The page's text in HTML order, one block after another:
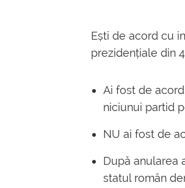
Ești de acord cu
prezidențiale din
Ai fost de
niciunui partid
NU ai fost de
După anularea
statul român